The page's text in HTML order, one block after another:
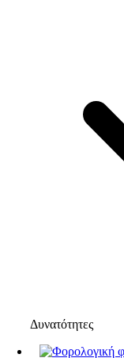
Δυνατότητες